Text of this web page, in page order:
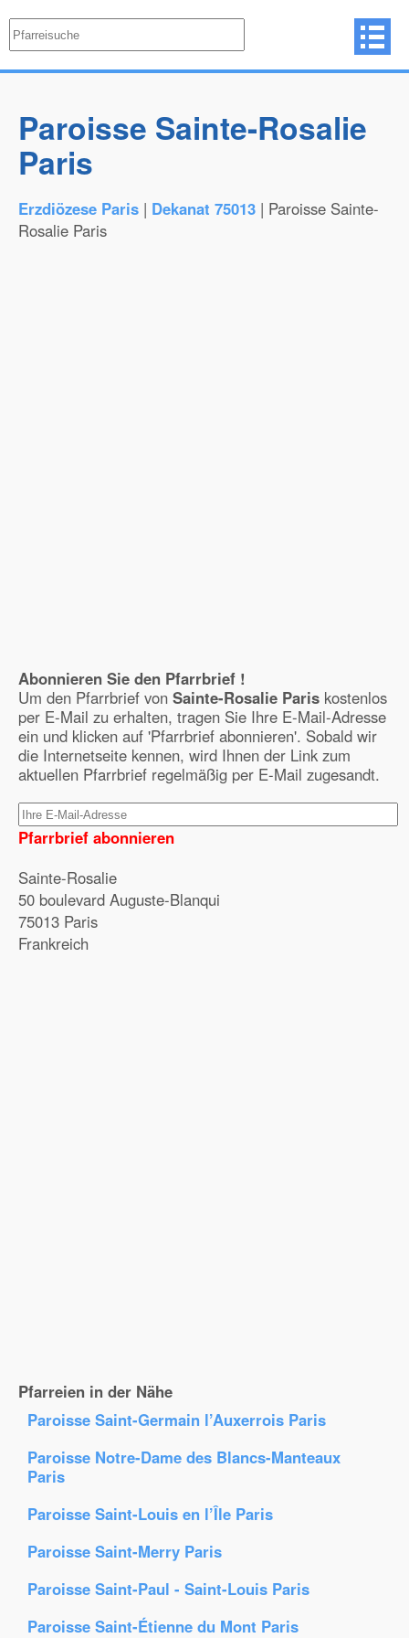
Paroisse Sainte-Rosalie
Paris
Erzdiözese Paris | Dekanat 75013 | Paroisse Sainte-
Rosalie Paris
Abonnieren Sie den Pfarrbrief !
Um den Pfarrbrief von Sainte-Rosalie Paris kostenlos
per E-Mail zu erhalten, tragen Sie Ihre E-Mail-Adresse
ein und klicken auf 'Pfarrbrief abonnieren'. Sobald wir
die Internetseite kennen, wird Ihnen der Link zum
aktuellen Pfarrbrief regelmäßig per E-Mail zugesandt.
Pfarrbrief abonnieren
Sainte-Rosalie
50 boulevard Auguste-Blanqui
75013 Paris
Frankreich
Pfarreien in der Nähe
Paroisse Saint-Germain l’Auxerrois Paris
Paroisse Notre-Dame des Blancs-Manteaux
Paris
Paroisse Saint-Louis en l’Île Paris
Paroisse Saint-Merry Paris
Paroisse Saint-Paul - Saint-Louis Paris
Paroisse Saint-Étienne du Mont Paris